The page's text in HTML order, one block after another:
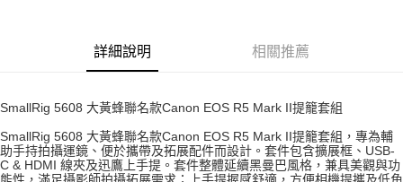
AFTEE先享後付
【關於「AFTEE先享後付」】
AFTEE先享後付是「在收到商品之後才付款」的支付方式。 讓您購物簡單
便利好安心！
ATM付款
詳細說明 相關推薦
SmallRig 5608 大黃蜂聯名款Canon EOS R5 Mark II提籠套組
SmallRig 5608 大黃蜂聯名款Canon EOS R5 Mark II提籠套組，專為輔
助手持拍攝運鏡、便於攜帶及拓展配件而設計。套件包含擴展框、USB-
C & HDMI 線夾及迅鷹上手提。套件整體延續黑曼巴風格，兼具美觀與功
能性，滿足攝影師拍攝拓展需求；上手提握感舒適，方便相機提攜及低角